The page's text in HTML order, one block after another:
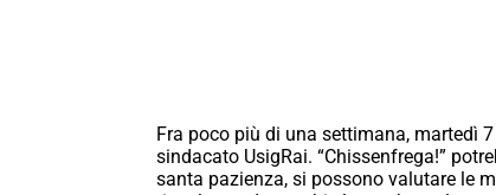
Fra poco più di una settimana, martedì
sindacato UsigRai. “Chissenfrega!”
santa pazienza, si possono valutare le